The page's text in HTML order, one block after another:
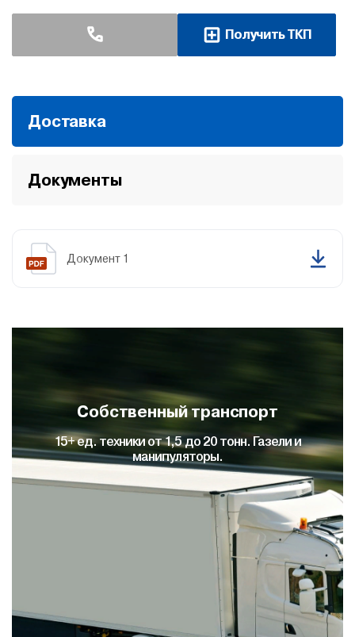
Получить ТКП
Доставка
Документы
Документ 1
Собственный транспорт
15+ ед. техники от 1,5 до 20 тонн. Газели и
манипуляторы.